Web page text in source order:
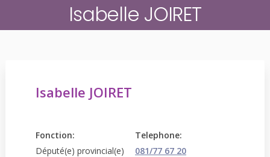
Isabelle JOIRET
Isabelle JOIRET
Fonction:
Député(e) provincial(e)
Telephone:
081/77 67 20